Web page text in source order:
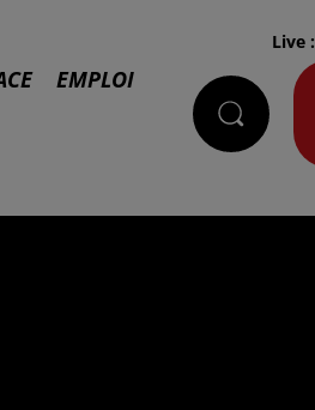
EMPLOI
Live :